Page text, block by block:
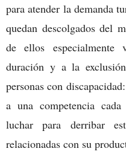
para atender la demanda
quedan descolgados del
de ellos
duración y a la
personas con
a una competencia
luchar para derribar
relacionadas con su